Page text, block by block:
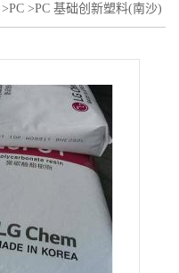
>PC >PC 基础创新塑料(南沙)